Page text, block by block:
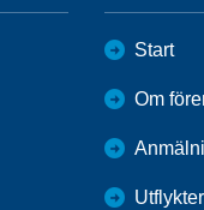
Start
Om